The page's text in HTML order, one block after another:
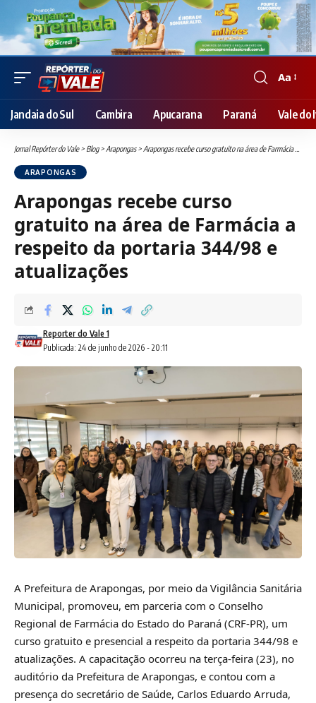
Font
Resizer
Aa
Jandaia do Sul Cambira Apucarana Paraná Vale do
Jornal Repórter do Vale> Blog>Arapongas>Arapongas recebe curso gratuito na área de Farmácia a respeito da portaria 344/98 e atualizações
ARAPONGAS
Arapongas recebe curso
gratuito na área de Farmácia a
respeito da portaria 344/98 e
atualizações
Publicada: 24 de junho de 2026 - 20:11
Reporter do Vale 1
A Prefeitura de Arapongas, por meio da Vigilância Sanitária
Municipal, promoveu, em parceria com o Conselho
Regional de Farmácia do Estado do Paraná (CRF-PR), um
curso gratuito e presencial a respeito da portaria 344/98 e
atualizações. A capacitação ocorreu na terça-feira (23), no
auditório da Prefeitura de Arapongas, e contou com a
presença do secretário de Saúde, Carlos Eduardo Arruda,